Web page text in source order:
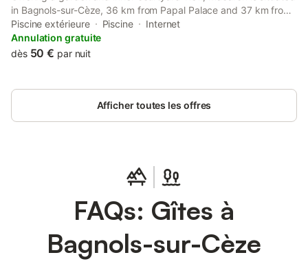
in Bagnols-sur-Cèze, 36 km from Papal Palace and 37 km from
Avignon TGV Train Station.
Piscine extérieure Piscine
Internet
Annulation gratuite
dès 50 € par nuit
Afficher toutes les offres
FAQs: Gîtes à
Bagnols-sur-Cèze